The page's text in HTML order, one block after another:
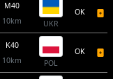
M40
10km
UKR
OK
K40
10km
POL
OK